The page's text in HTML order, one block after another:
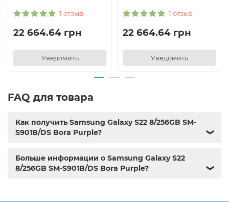
1 отзыв
22 664.64 грн
Уведомить
1 отзыв
22 664.64 грн
Уведомить
FAQ для товара
Как получить Samsung Galaxy S22 8/256GB SM-
S901B/DS Bora Purple?
❯
Больше информации о Samsung Galaxy S22
8/256GB SM-S901B/DS Bora Purple?
❯